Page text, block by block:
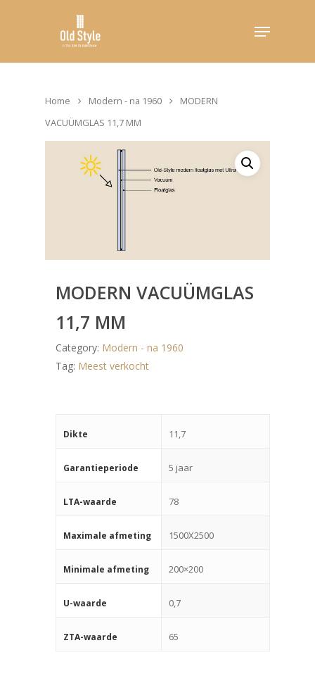
Home Modern - na 1960
MODERN
VACUÜMGLAS 11,7 MM
MODERN VACUÜMGLAS
11,7 MM
Category: Modern - na 1960
Tag: Meest verkocht
Dikte 11,7
Garantieperiode 5 jaar
LTA-waarde 78
Maximale afmeting 1500X2500
Minimale afmeting 200×200
U-waarde 0,7
ZTA-waarde 65